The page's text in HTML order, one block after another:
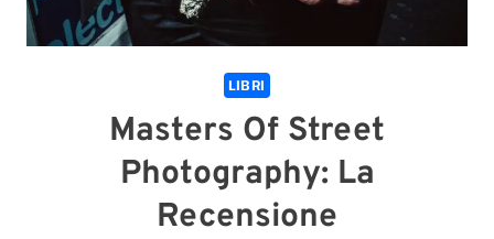
LIBRI
Masters Of Street
Photography: La
Recensione